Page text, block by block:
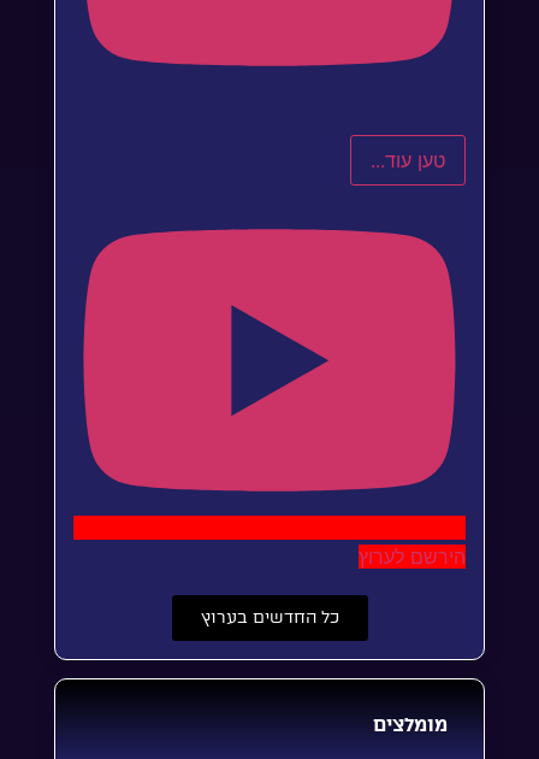
טען עוד...
הירשם לערוץ
כל החדשים בערוץ
מומלצים